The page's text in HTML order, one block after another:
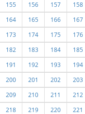
155
156 157 158
164
165 166 167
173
174 175 176
182
183 184 185
191
192 193 194
200
201 202 203
209
210 211 212
218
219 220 221